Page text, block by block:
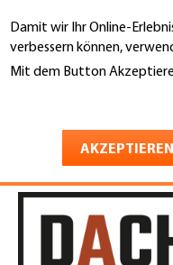
Damit wir Ihr Online-
verbessern können,
Mit dem Button
AKZEPTIEREN
zum
Inhalt
Dach und